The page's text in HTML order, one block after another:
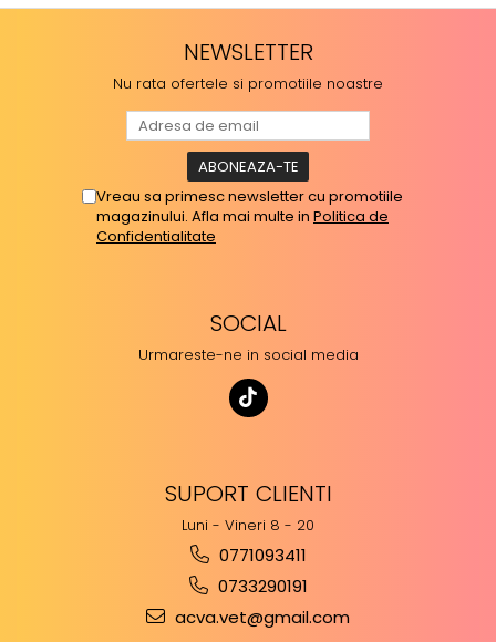
NEWSLETTER
Nu rata ofertele si promotiile noastre
Vreau sa primesc newsletter cu promotiile
magazinului. Afla mai multe in Politica de
Confidentialitate
SOCIAL
Urmareste-ne in social media
SUPORT CLIENTI
Luni - Vineri 8 - 20
0771093411
0733290191
acva.vet@gmail.com